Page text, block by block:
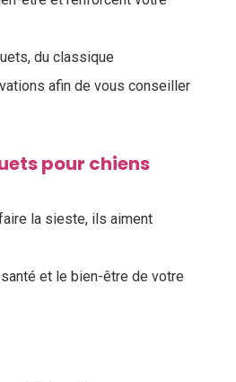
du classique
afin de vous conseiller
pour chiens
la sieste, ils aiment
et le bien-être de votre